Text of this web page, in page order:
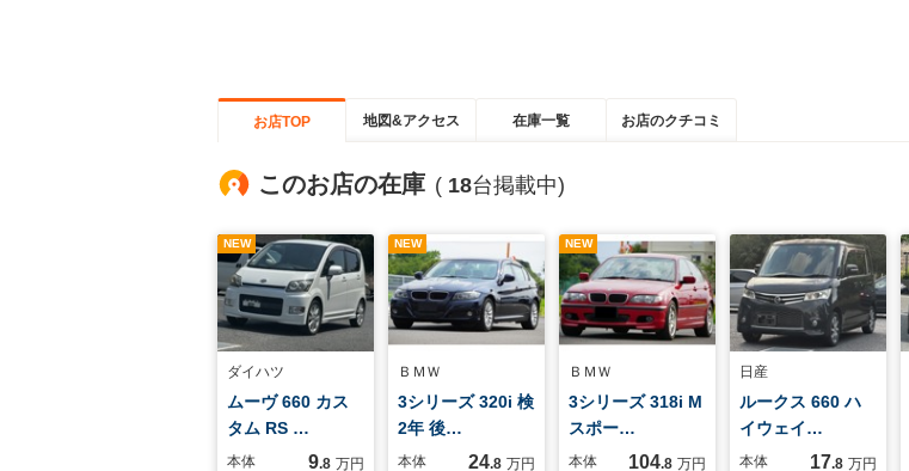
お店TOP 地図&アクセス 在庫一覧 お店のクチコミ
このお店の在庫 ( 18台掲載中)
NEW
ダイハツ
ムーヴ 660 カス
タム RS …
本体 9.8 万円
NEW
ＢＭＷ
3シリーズ 320i 検
2年 後…
本体 24.8 万円
NEW
ＢＭＷ
3シリーズ 318i M
スポー…
本体 104.8 万円
日産
ルークス 660 ハ
イウェイ…
本体 17.8 万円